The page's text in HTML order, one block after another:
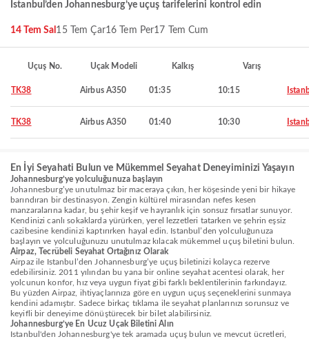
Istanbul’den Johannesburg’ye uçuş tarifelerini kontrol edin
14 Tem Sal 15 Tem Çar16 Tem Per17 Tem Cum
Uçuş No. Uçak Modeli Kalkış Varış
TK38 Airbus A350 01:35 10:15
TK38 Airbus A350 01:40 10:30
En İyi Seyahati Bulun ve Mükemmel Seyahat Deneyiminizi Yaşayın
Johannesburg’ye yolculuğunuza başlayın
Johannesburg’ye unutulmaz bir maceraya çıkın, her köşesinde yeni bir hikaye
barındıran bir destinasyon. Zengin kültürel mirasından nefes kesen
manzaralarına kadar, bu şehir keşif ve hayranlık için sonsuz fırsatlar sunuyor.
Kendinizi canlı sokaklarda yürürken, yerel lezzetleri tatarken ve şehrin eşsiz
cazibesine kendinizi kaptırırken hayal edin. Istanbul’den yolculuğunuza
başlayın ve yolculuğunuzu unutulmaz kılacak mükemmel uçuş biletini bulun.
Airpaz, Tecrübeli Seyahat Ortağınız Olarak
Airpaz ile Istanbul’den Johannesburg’ye uçuş biletinizi kolayca rezerve
edebilirsiniz. 2011 yılından bu yana bir online seyahat acentesi olarak, her
yolcunun konfor, hız veya uygun fiyat gibi farklı beklentilerinin farkındayız.
Bu yüzden Airpaz, ihtiyaçlarınıza göre en uygun uçuş seçeneklerini sunmaya
kendini adamıştır. Sadece birkaç tıklama ile seyahat planlarınızı sorunsuz ve
keyifli bir deneyime dönüştürecek bir bilet alabilirsiniz.
Johannesburg’ye En Ucuz Uçak Biletini Alın
Istanbul'den Johannesburg'ye tek aramada uçuş bulun ve mevcut ücretleri,